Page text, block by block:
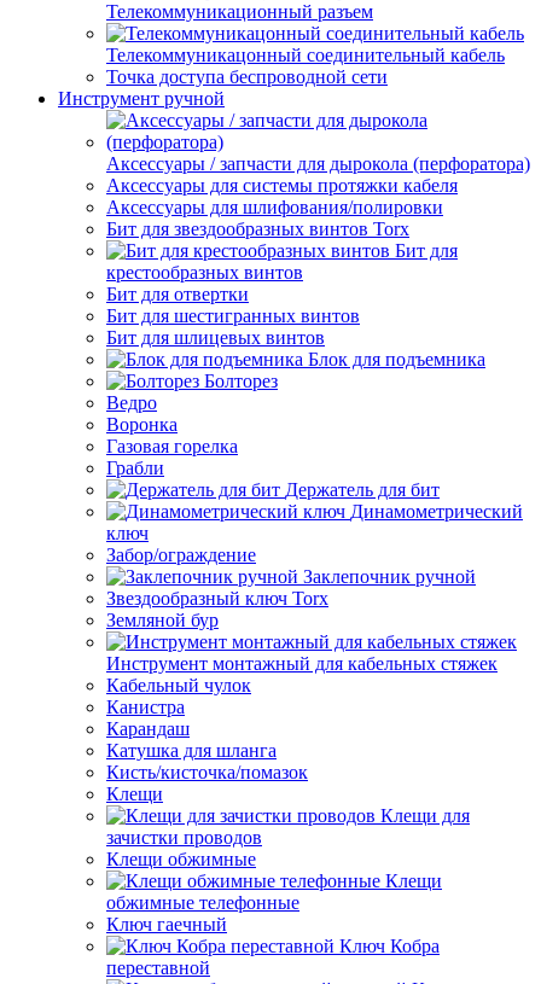
Телекоммуникационный разъем
Телекоммуникацонный соединительный кабель
Точка доступа беспроводной сети
Инструмент ручной
Аксессуары / запчасти для дырокола (перфоратора)
Аксессуары для системы протяжки кабеля
Аксессуары для шлифования/полировки
Бит для звездообразных винтов Torx
Бит для
крестообразных винтов
Бит для отвертки
Бит для шестигранных винтов
Бит для шлицевых винтов
Блок для подъемника
Болторез
Ведро
Воронка
Газовая горелка
Грабли
Держатель для бит
Динамометрический
ключ
Забор/ограждение
Заклепочник ручной
Звездообразный ключ Torx
Земляной бур
Инструмент монтажный для кабельных стяжек
Кабельный чулок
Канистра
Карандаш
Катушка для шланга
Кисть/кисточка/помазок
Клещи
Клещи для
зачистки проводов
Клещи обжимные
Клещи
обжимные телефонные
Ключ гаечный
Ключ Кобра
переставной